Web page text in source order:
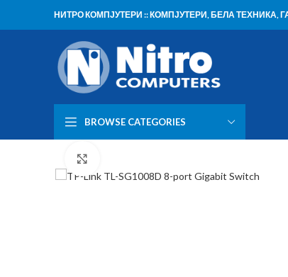
НИТРО КОМПЈУТЕРИ :: КОМПЈУТЕРИ, БЕЛА
BROWSE CATEGORIES